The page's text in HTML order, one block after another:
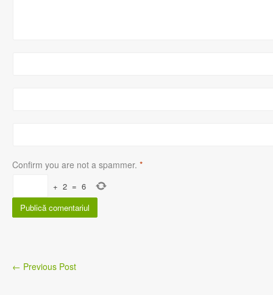
Confirm you are not a spammer. *
+ 2 = 6
← Previous Post